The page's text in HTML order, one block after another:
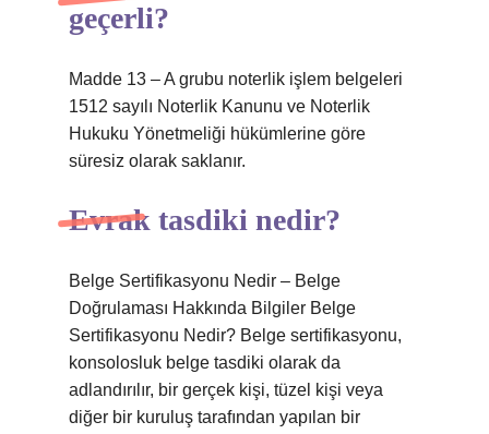
geçerli?
Madde 13 – A grubu noterlik işlem belgeleri
1512 sayılı Noterlik Kanunu ve Noterlik
Hukuku Yönetmeliği hükümlerine göre
süresiz olarak saklanır.
Evrak tasdiki nedir?
Belge Sertifikasyonu Nedir – Belge
Doğrulaması Hakkında Bilgiler Belge
Sertifikasyonu Nedir? Belge sertifikasyonu,
konsolosluk belge tasdiki olarak da
adlandırılır, bir gerçek kişi, tüzel kişi veya
diğer bir kuruluş tarafından yapılan bir